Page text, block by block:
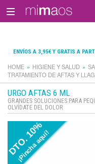
ENVÍOS A 3,95€ Y GRATIS A
HOME HIGIENE Y SALUD
TRATAMIENTO DE AFTAS Y
URGO AFTAS 6 ML
GRANDES SOLUCIONES PARA
OLVÍDATE DEL DOLOR
DTO. 10%
¡Pincha aquí!